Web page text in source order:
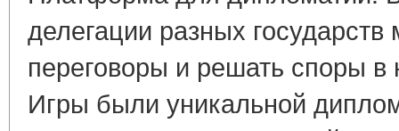
делегации разных государств
переговоры и решать споры в
Игры были уникальной